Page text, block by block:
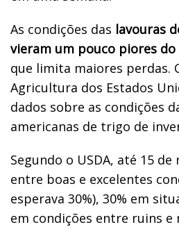
As condições das lavouras
vieram um pouco piores
que limita maiores perdas.
Agricultura dos Estados
dados sobre as condições
americanas de trigo de
Segundo o USDA, até 15
entre boas e excelentes
esperava 30%), 30% em
em condições entre ruins e